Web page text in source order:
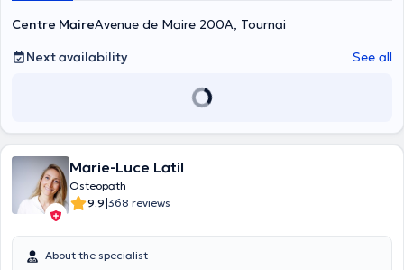
Centre Maire
Avenue de Maire 200A, Tournai
Next availability
See all
Marie-Luce Latil
Osteopath
9.9|368 reviews
About the specialist